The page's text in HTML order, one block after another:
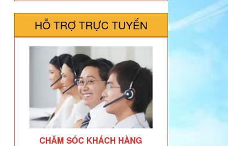
HỖ TRỢ TRỰC TUYẾN
CHĂM SÓC KHÁCH HÀNG